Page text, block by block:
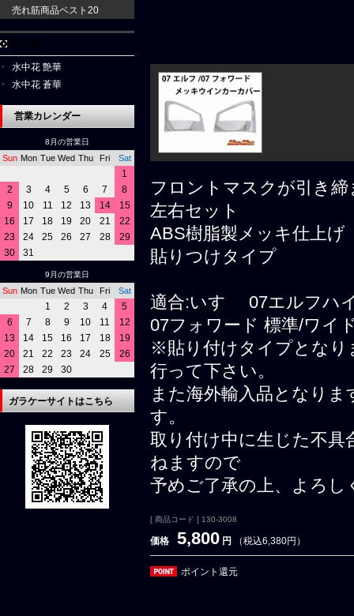
フロントマスクが引き
左右セット
ABS樹脂製メッキ仕上げ
貼りつけタイプ
適合:いすゞ 07エルフハ
07フォワード 標準/ワイ
※貼り付けタイプとなり
行って下さい。
また海外輸入品となり
す。
取り付け中に生じた不具
ねますので
予めご了承の上、よろし
[ 商品コード ] 130-3008
価格 5,800 円 （税込6,380円）
ポイント還元
売れ筋商品ベスト20
水中花 艶華
水中花 蒼華
営業カレンダー
8月の営業日
Sun Mon Tue Wed Thu Fri Sat
1
2
3 4 5 6 7
8
9
10 11 12 13 14
15
16
17 18 19 20 21
22
23
24 25 26 27 28
29
30
31
9月の営業日
Sun Mon Tue Wed Thu Fri Sat
1 2 3 4
5
6
7 8 9 10 11
12
13
14 15 16 17 18
19
20
21 22 23 24 25
26
27
28 29 30
ガラケーサイトはこちら